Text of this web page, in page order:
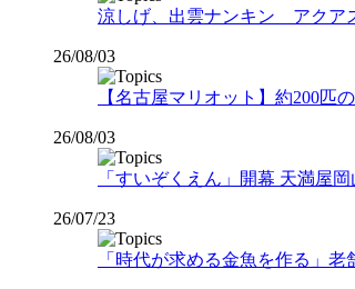
涼しげ、出雲ナンキン アクア
26/08/03
【名古屋マリオット】約200匹
26/08/03
「すいぞくえん」開幕 天満屋
26/07/23
「時代が求める金魚を作る」